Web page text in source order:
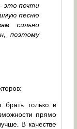
это почти
песню
сильно
поэтому
брать только в
прямо
В качестве